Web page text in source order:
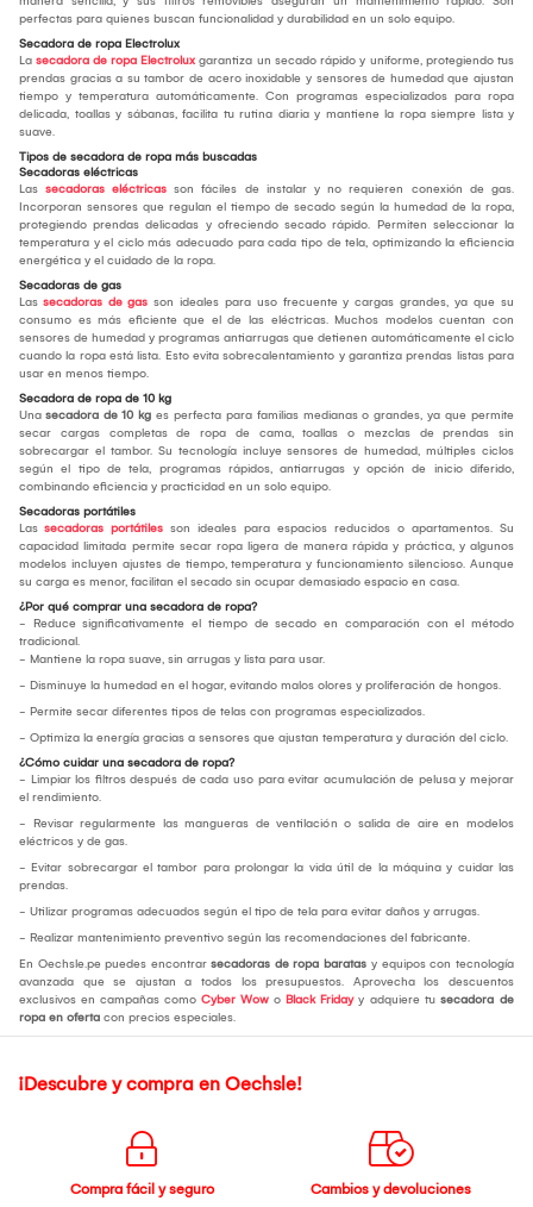
perfectas para quienes buscan funcionalidad y durabilidad en un solo equipo.
Secadora de ropa Electrolux
La secadora de ropa Electrolux garantiza un secado rápido y uniforme, protegiendo tus
prendas gracias a su tambor de acero inoxidable y sensores de humedad que ajustan
tiempo y temperatura automáticamente. Con programas especializados para ropa
delicada, toallas y sábanas, facilita tu rutina diaria y mantiene la ropa siempre lista y
suave.
Tipos de secadora de ropa más buscadas
Secadoras eléctricas
Las secadoras eléctricas son fáciles de instalar y no requieren conexión de gas.
Incorporan sensores que regulan el tiempo de secado según la humedad de la ropa,
protegiendo prendas delicadas y ofreciendo secado rápido. Permiten seleccionar la
temperatura y el ciclo más adecuado para cada tipo de tela, optimizando la eficiencia
energética y el cuidado de la ropa.
Secadoras de gas
Las secadoras de gas son ideales para uso frecuente y cargas grandes, ya que su
consumo es más eficiente que el de las eléctricas. Muchos modelos cuentan con
sensores de humedad y programas antiarrugas que detienen automáticamente el ciclo
cuando la ropa está lista. Esto evita sobrecalentamiento y garantiza prendas listas para
usar en menos tiempo.
Secadora de ropa de 10 kg
Una secadora de 10 kg es perfecta para familias medianas o grandes, ya que permite
secar cargas completas de ropa de cama, toallas o mezclas de prendas sin
sobrecargar el tambor. Su tecnología incluye sensores de humedad, múltiples ciclos
según el tipo de tela, programas rápidos, antiarrugas y opción de inicio diferido,
combinando eficiencia y practicidad en un solo equipo.
Secadoras portátiles
Las secadoras portátiles son ideales para espacios reducidos o apartamentos. Su
capacidad limitada permite secar ropa ligera de manera rápida y práctica, y algunos
modelos incluyen ajustes de tiempo, temperatura y funcionamiento silencioso. Aunque
su carga es menor, facilitan el secado sin ocupar demasiado espacio en casa.
¿Por qué comprar una secadora de ropa?
- Reduce significativamente el tiempo de secado en comparación con el método
tradicional.
- Mantiene la ropa suave, sin arrugas y lista para usar.
- Disminuye la humedad en el hogar, evitando malos olores y proliferación de hongos.
- Permite secar diferentes tipos de telas con programas especializados.
- Optimiza la energía gracias a sensores que ajustan temperatura y duración del ciclo.
¿Cómo cuidar una secadora de ropa?
- Limpiar los filtros después de cada uso para evitar acumulación de pelusa y mejorar
el rendimiento.
- Revisar regularmente las mangueras de ventilación o salida de aire en modelos
eléctricos y de gas.
- Evitar sobrecargar el tambor para prolongar la vida útil de la máquina y cuidar las
prendas.
- Utilizar programas adecuados según el tipo de tela para evitar daños y arrugas.
- Realizar mantenimiento preventivo según las recomendaciones del fabricante.
En Oechsle.pe puedes encontrar secadoras de ropa baratas y equipos con tecnología
avanzada que se ajustan a todos los presupuestos. Aprovecha los descuentos
exclusivos en campañas como Cyber Wow o Black Fridayy adquiere tu secadora de
ropa en oferta con precios especiales.
¡Descubre y compra en Oechsle!
Compra fácil y seguro
Cambios y devoluciones